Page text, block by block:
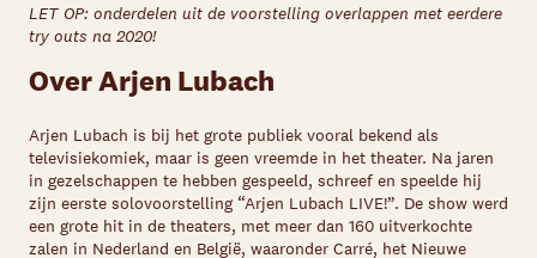
LET OP: onderdelen uit de voorstelling overlappen met eerdere
try outs na 2020!
Over Arjen Lubach
Arjen Lubach is bij het grote publiek vooral bekend als
televisiekomiek, maar is geen vreemde in het theater. Na jaren
in gezelschappen te hebben gespeeld, schreef en speelde hij
zijn eerste solovoorstelling “Arjen Lubach LIVE!”. De show werd
een grote hit in de theaters, met meer dan 160 uitverkochte
zalen in Nederland en België, waaronder Carré, het Nieuwe